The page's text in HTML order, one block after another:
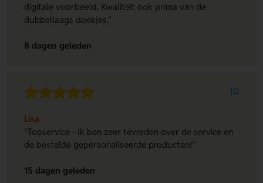
digitale voorbeeld. Kwaliteit ook prima van de
dubbellaags doekjes."
8 dagen geleden
10
Lisa
"Topservice - Ik ben zeer tevreden over de service en
de bestelde gepersonaliseerde producten!"
15 dagen geleden